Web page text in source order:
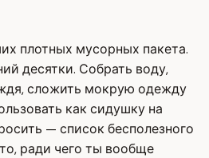
плотных мусорных пакета.
десятки. Собрать воду,
сложить мокрую одежду
как сидушку на
— список бесполезного
ради чего ты вообще